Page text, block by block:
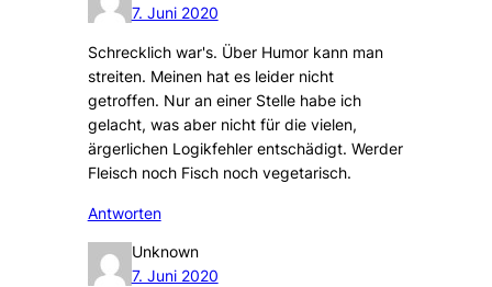
7. Juni 2020
Schrecklich war's. Über Humor kann man
streiten. Meinen hat es leider nicht
getroffen. Nur an einer Stelle habe ich
gelacht, was aber nicht für die vielen,
ärgerlichen Logikfehler entschädigt. Werder
Fleisch noch Fisch noch vegetarisch.
Antworten
Unknown
7. Juni 2020